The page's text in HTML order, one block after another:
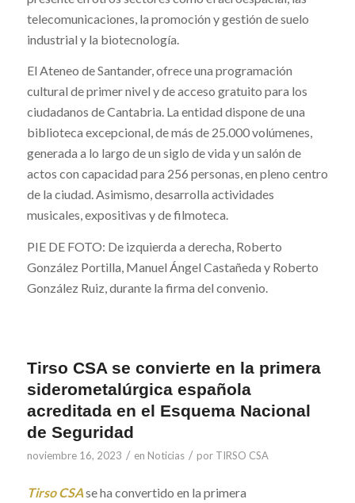
telecomunicaciones, la promoción y gestión de suelo
industrial y la biotecnología.
El Ateneo de Santander, ofrece una programación
cultural de primer nivel y de acceso gratuito para los
ciudadanos de Cantabria. La entidad dispone de una
biblioteca excepcional, de más de 25.000 volúmenes,
generada a lo largo de un siglo de vida y un salón de
actos con capacidad para 256 personas, en pleno centro
de la ciudad. Asimismo, desarrolla actividades
musicales, expositivas y de filmoteca.
PIE DE FOTO: De izquierda a derecha, Roberto
González Portilla, Manuel Ángel Castañeda y Roberto
González Ruiz, durante la firma del convenio.
Tirso CSA se convierte en la primera
siderometalúrgica española
acreditada en el Esquema Nacional
de Seguridad
noviembre 16, 2023 / en Noticias / por TIRSO CSA
Tirso CSAse ha convertido en la primera